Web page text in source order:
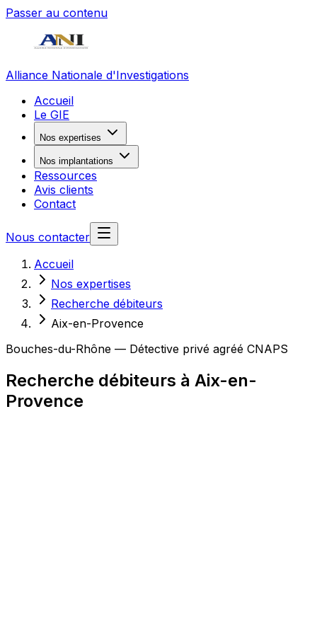
Passer au contenu
Alliance Nationale d'Investigations
Accueil
Le GIE
Nos expertises
Nos implantations
Ressources
Avis clients
Contact
Nous contacter
Accueil
Nos expertises
Recherche débiteurs
Aix-en-Provence
Bouches-du-Rhône — Détective privé agréé CNAPS
Recherche débiteurs à Aix-en-
Provence